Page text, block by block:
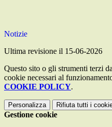
Notizie
Ultima revisione il 15-06-2026
Questo sito o gli strumenti terzi
cookie necessari al
COOKIE POLICY.
Personalizza Rifiuta tutti i
Gestione cookie